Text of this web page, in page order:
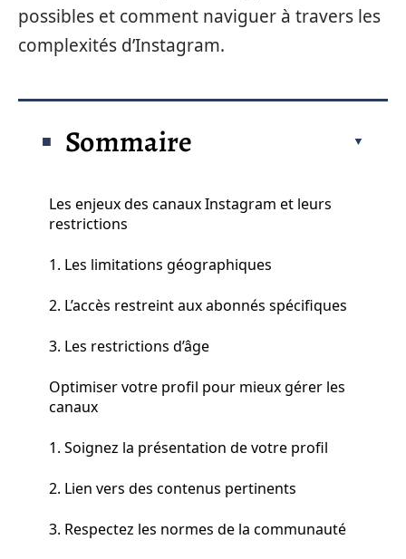
possibles et comment naviguer à travers les
complexités d’Instagram.
Sommaire
Les enjeux des canaux Instagram et leurs
restrictions
1. Les limitations géographiques
2. L’accès restreint aux abonnés spécifiques
3. Les restrictions d’âge
Optimiser votre profil pour mieux gérer les
canaux
1. Soignez la présentation de votre profil
2. Lien vers des contenus pertinents
3. Respectez les normes de la communauté